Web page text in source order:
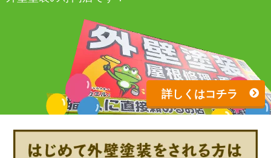
詳しくはコチラ